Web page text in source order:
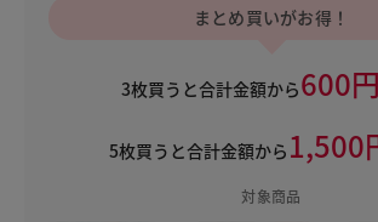
まとめ買いがお得！
3枚買うと合計金額から600円
5枚買うと合計金額から 1,500
対象商品